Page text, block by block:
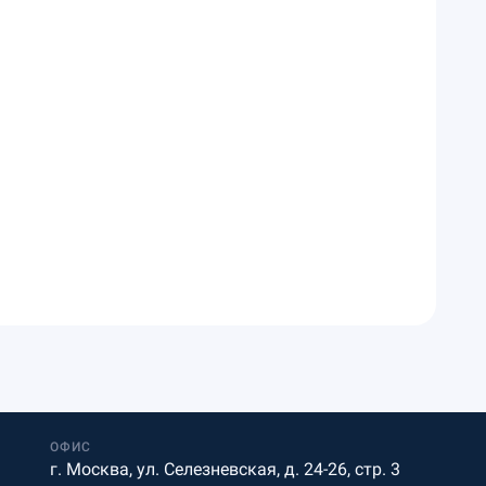
ОФИС
г. Москва, ул. Селезневская, д. 24-26, стр. 3